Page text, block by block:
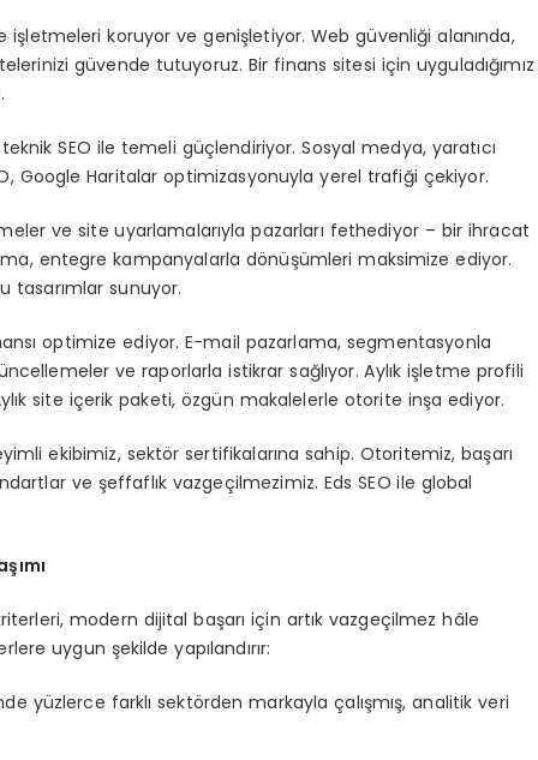
işletmeleri koruyor ve genişletiyor. Web güvenliği alanında,
güvende tutuyoruz. Bir finans sitesi için uyguladığımız
SEO ile temeli güçlendiriyor. Sosyal medya, yaratıcı
Google Haritalar optimizasyonuyla yerel trafiği çekiyor.
ve site uyarlamalarıyla pazarları fethediyor – bir ihracat
entegre kampanyalarla dönüşümleri maksimize ediyor.
tasarımlar sunuyor.
optimize ediyor. E-mail pazarlama, segmentasyonla
ve raporlarla istikrar sağlıyor. Aylık işletme profili
site içerik paketi, özgün makalelerle otorite inşa ediyor.
ekibimiz, sektör sertifikalarına sahip. Otoritemiz, başarı
ve şeffaflık vazgeçilmezimiz. Eds SEO ile global
modern dijital başarı için artık vazgeçilmez hâle
uygun şekilde yapılandırır:
yüzlerce farklı sektörden markayla çalışmış, analitik veri